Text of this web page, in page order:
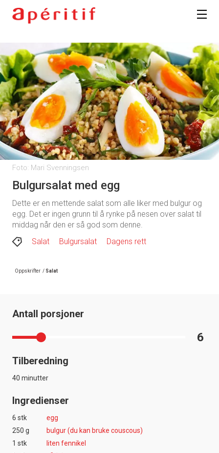
Foto: Mari Svenningsen
Bulgursalat med egg
Dette er en mettende salat som alle liker med bulgur og
egg. Det er ingen grunn til å rynke på nesen over salat til
middag når den er så god som denne.
Salat
Bulgursalat Dagens rett
Oppskrifter / Salat
Antall porsjoner
6
Tilberedning
40 minutter
Ingredienser
6 stk
egg
250 g
bulgur (du kan bruke couscous)
1 stk
liten fennikel